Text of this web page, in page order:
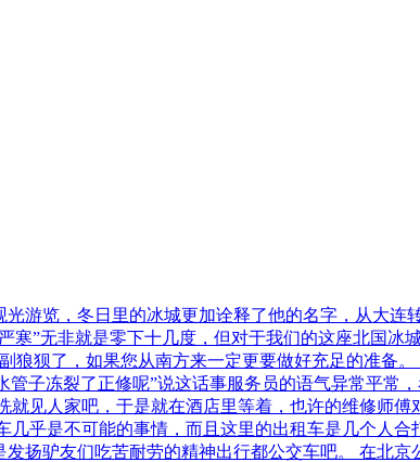
游览，冬日里的冰城更加诠释了他的名字，从大连
”无非就是零下十几度，但对于我们的这座北国冰
狈了，如果您从南方来一定更要做好充足的准备
子冻裂了正修呢”说这话事服务员的语气异常平常
见人家吧，于是就在酒店里等着，也许的维修师傅
乎是不可能的事情，而且这里的出租车是几个人
扬驴友们吃苦耐劳的精神出行都公交车吧。 在北